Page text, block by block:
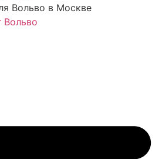
Вольво в Москве
Вольво